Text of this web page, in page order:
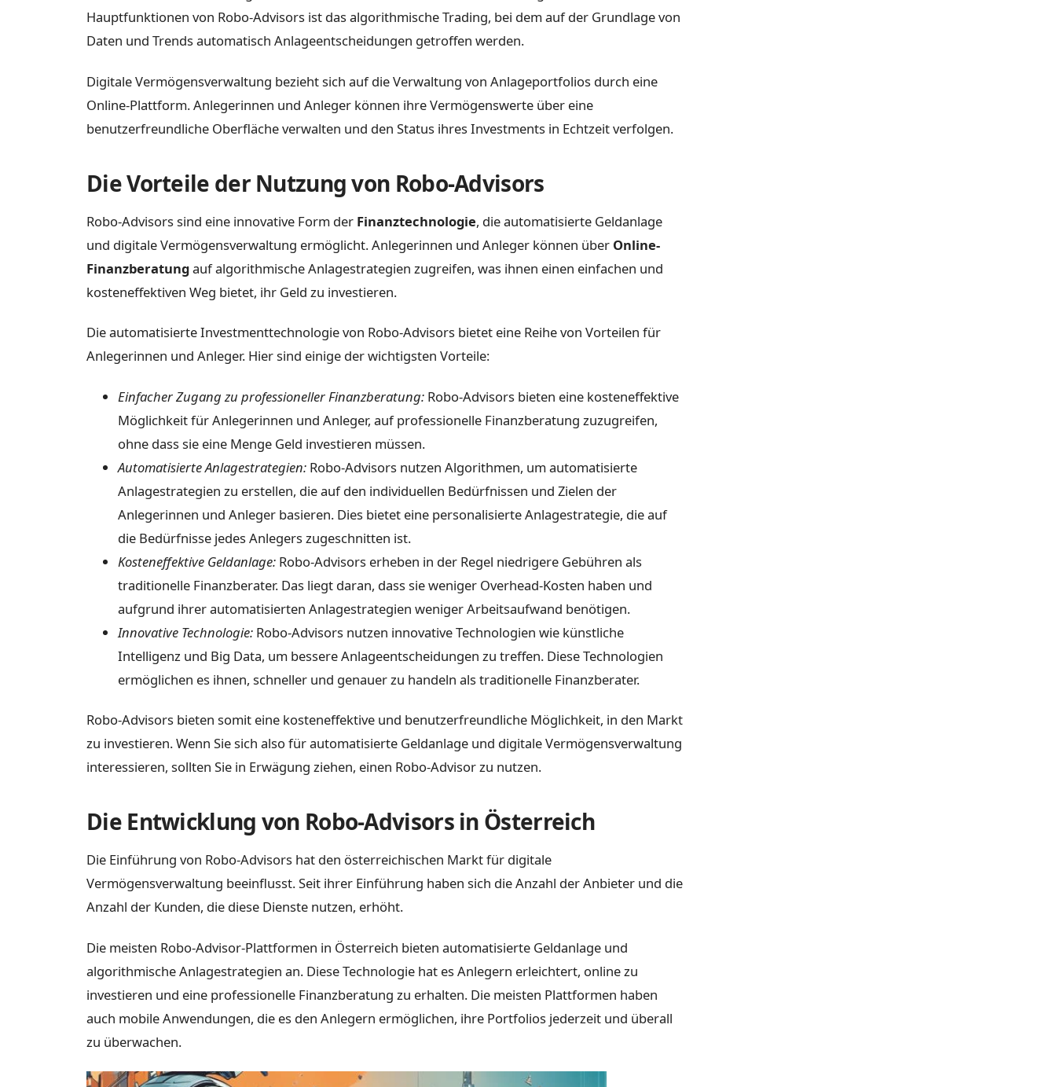
Hauptfunktionen von Robo-Advisors ist das algorithmische Trading, bei dem auf der Grundlage von
Daten und Trends automatisch Anlageentscheidungen getroffen werden.
Digitale Vermögensverwaltung bezieht sich auf die Verwaltung von Anlageportfolios durch eine
Online-Plattform. Anlegerinnen und Anleger können ihre Vermögenswerte über eine
benutzerfreundliche Oberfläche verwalten und den Status ihres Investments in Echtzeit verfolgen.
Die Vorteile der Nutzung von Robo-Advisors
Robo-Advisors sind eine innovative Form der Finanztechnologie, die automatisierte Geldanlage
und digitale Vermögensverwaltung ermöglicht. Anlegerinnen und Anleger können über Online-
Finanzberatungauf algorithmische Anlagestrategien zugreifen, was ihnen einen einfachen und
kosteneffektiven Weg bietet, ihr Geld zu investieren.
Die automatisierte Investmenttechnologie von Robo-Advisors bietet eine Reihe von Vorteilen für
Anlegerinnen und Anleger. Hier sind einige der wichtigsten Vorteile:
Einfacher Zugang zu professioneller Finanzberatung: Robo-Advisors bieten eine kosteneffektive
Möglichkeit für Anlegerinnen und Anleger, auf professionelle Finanzberatung zuzugreifen,
ohne dass sie eine Menge Geld investieren müssen.
Automatisierte Anlagestrategien: Robo-Advisors nutzen Algorithmen, um automatisierte
Anlagestrategien zu erstellen, die auf den individuellen Bedürfnissen und Zielen der
Anlegerinnen und Anleger basieren. Dies bietet eine personalisierte Anlagestrategie, die auf
die Bedürfnisse jedes Anlegers zugeschnitten ist.
Kosteneffektive Geldanlage: Robo-Advisors erheben in der Regel niedrigere Gebühren als
traditionelle Finanzberater. Das liegt daran, dass sie weniger Overhead-Kosten haben und
aufgrund ihrer automatisierten Anlagestrategien weniger Arbeitsaufwand benötigen.
Innovative Technologie: Robo-Advisors nutzen innovative Technologien wie künstliche
Intelligenz und Big Data, um bessere Anlageentscheidungen zu treffen. Diese Technologien
ermöglichen es ihnen, schneller und genauer zu handeln als traditionelle Finanzberater.
Robo-Advisors bieten somit eine kosteneffektive und benutzerfreundliche Möglichkeit, in den Markt
zu investieren. Wenn Sie sich also für automatisierte Geldanlage und digitale Vermögensverwaltung
interessieren, sollten Sie in Erwägung ziehen, einen Robo-Advisor zu nutzen.
Die Entwicklung von Robo-Advisors in Österreich
Die Einführung von Robo-Advisors hat den österreichischen Markt für digitale
Vermögensverwaltung beeinflusst. Seit ihrer Einführung haben sich die Anzahl der Anbieter und die
Anzahl der Kunden, die diese Dienste nutzen, erhöht.
Die meisten Robo-Advisor-Plattformen in Österreich bieten automatisierte Geldanlage und
algorithmische Anlagestrategien an. Diese Technologie hat es Anlegern erleichtert, online zu
investieren und eine professionelle Finanzberatung zu erhalten. Die meisten Plattformen haben
auch mobile Anwendungen, die es den Anlegern ermöglichen, ihre Portfolios jederzeit und überall
zu überwachen.